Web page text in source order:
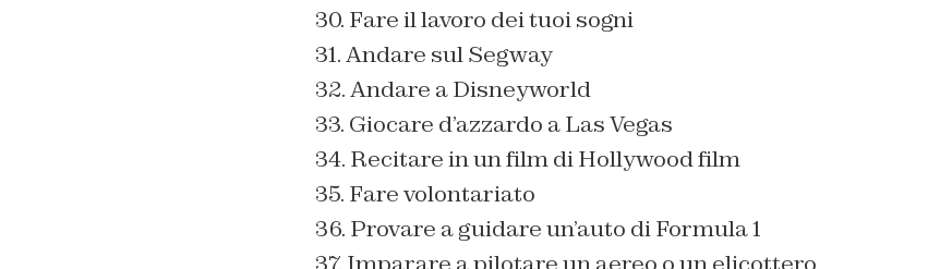
30. Fare il lavoro dei tuoi sogni
31. Andare sul Segway
32. Andare a Disneyworld
33. Giocare d’azzardo a Las Vegas
34. Recitare in un film di Hollywood film
35. Fare volontariato
36. Provare a guidare un’auto di Formula 1
37. Imparare a pilotare un aereo o unelicottero